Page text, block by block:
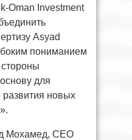
Oman Investment
Asyad
пониманием
для
развития новых
Мохамед, CEO